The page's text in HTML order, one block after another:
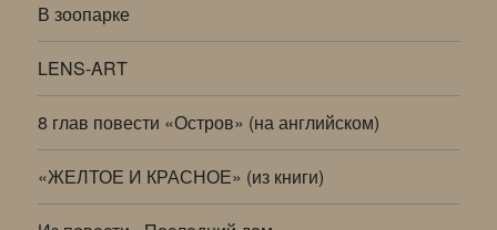
В зоопарке
LENS-ART
8 глав повести «Остров» (на английском)
«ЖЕЛТОЕ И КРАСНОЕ» (из книги)